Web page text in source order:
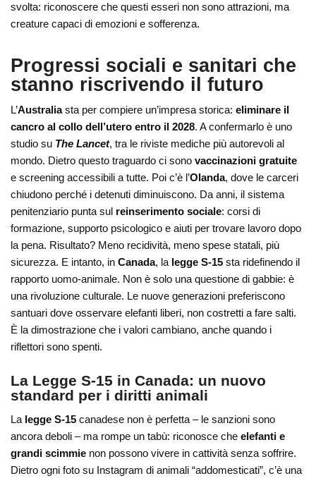
svolta: riconoscere che questi esseri non sono attrazioni, ma
creature capaci di emozioni e sofferenza.
Progressi sociali e sanitari che
stanno riscrivendo il futuro
L’Australiasta per compiere un’impresa storica:eliminare il
cancro al collo dell’utero entro il 2028. A confermarlo è uno
studio su The Lancet, tra le riviste mediche più autorevoli al
mondo. Dietro questo traguardo ci sonovaccinazioni gratuite
e screening accessibili a tutte. Poi c’è l’Olanda, dove le carceri
chiudono perché i detenuti diminuiscono. Da anni, il sistema
penitenziario punta sul reinserimento sociale: corsi di
formazione, supporto psicologico e aiuti per trovare lavoro dopo
la pena. Risultato? Meno recidività, meno spese statali, più
sicurezza. E intanto, inCanada, la legge S-15 sta ridefinendo il
rapporto uomo-animale. Non è solo una questione di gabbie: è
una rivoluzione culturale. Le nuove generazioni preferiscono
santuari dove osservare elefanti liberi, non costretti a fare salti.
È la dimostrazione che i valori cambiano, anche quando i
riflettori sono spenti.
La Legge S-15 in Canada: un nuovo
standard per i diritti animali
La legge S-15 canadese non è perfetta – le sanzioni sono
ancora deboli – ma rompe un tabù: riconosce cheelefanti e
grandi scimmie non possono vivere in cattività senza soffrire.
Dietro ogni foto su Instagram di animali “addomesticati”, c’è una